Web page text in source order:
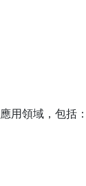
用領域，包括：